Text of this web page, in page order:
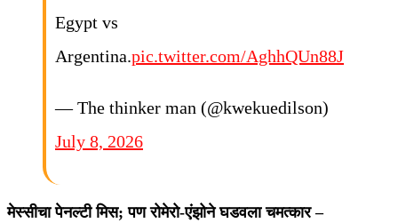
Egypt vs
Argentina.pic.twitter.com/AghhQUn88J
— The thinker man (@kwekuedilson)
July 8, 2026
मेस्सीचा पेनल्टी मिस; पण रोमेरो-एंझोने घडवला चमत्कार –